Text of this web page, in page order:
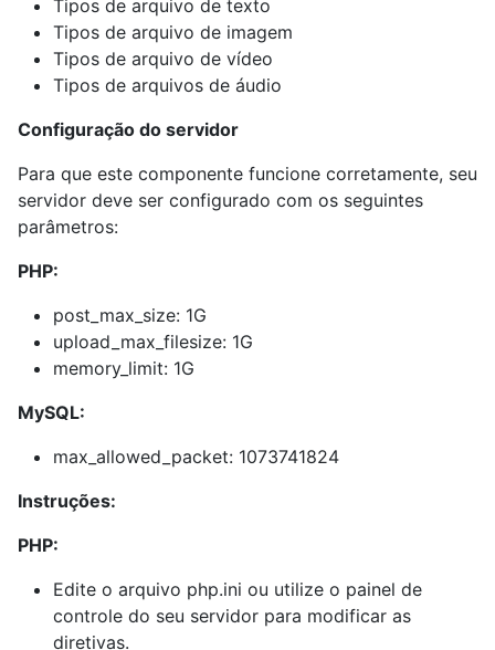
Tipos de arquivo de texto
Tipos de arquivo de imagem
Tipos de arquivo de vídeo
Tipos de arquivos de áudio
Configuração do servidor
Para que este componente funcione corretamente, seu
servidor deve ser configurado com os seguintes
parâmetros:
PHP:
post_max_size: 1G
upload_max_filesize: 1G
memory_limit: 1G
MySQL:
max_allowed_packet: 1073741824
Instruções:
PHP:
Edite o arquivo php.ini ou utilize o painel de
controle do seu servidor para modificar as
diretivas.